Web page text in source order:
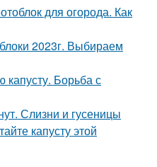
для огорода. Как
2023г. Выбираем
капусту. Борьба с
Слизни и гусеницы
капусту этой